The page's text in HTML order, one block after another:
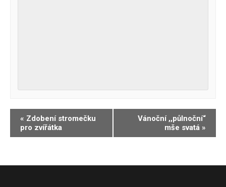
Navigace
pro
« Zdobení stromečku
pro zvířátka
Vánoční ,,půlnoční“
mše svatá »